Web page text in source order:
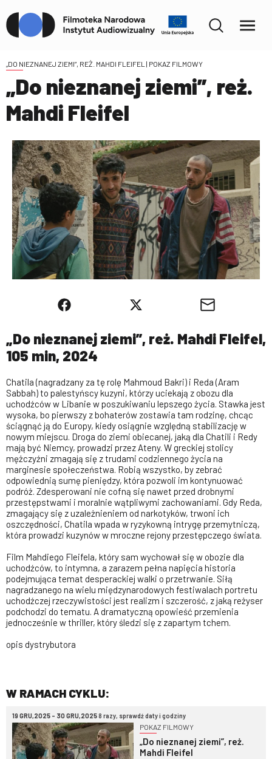
„DO NIEZNANEJ ZIEMI”, REŻ. MAHDI FLEIFEL | POKAZ FILMOWY
„Do nieznanej ziemi”, reż.
Mahdi Fleifel
„Do nieznanej ziemi”, reż. Mahdi Fleifel,
105 min, 2024
Chatila (nagradzany za tę rolę Mahmoud Bakri) i Reda (Aram
Sabbah) to palestyńscy kuzyni, którzy uciekają z obozu dla
uchodźców w Libanie w poszukiwaniu lepszego życia. Stawka jest
wysoka, bo pierwszy z bohaterów zostawia tam rodzinę, chcąc
ściągnąć ją do Europy, kiedy osiągnie względną stabilizację w
nowym miejscu. Droga do ziemi obiecanej, jaką dla Chatili i Redy
mają być Niemcy, prowadzi przez Ateny. W greckiej stolicy
mężczyźni zmagają się z trudami codziennego życia na
marginesie społeczeństwa. Robią wszystko, by zebrać
odpowiednią sumę pieniędzy, która pozwoli im kontynuować
podróż. Zdesperowani nie cofną się nawet przed drobnymi
przestępstwami i moralnie wątpliwymi zachowaniami. Gdy Reda,
zmagający się z uzależnieniem od narkotyków, trwoni ich
oszczędności, Chatila wpada w ryzykowną intrygę przemytniczą,
która prowadzi kuzynów w mroczne rejony przestępczego świata.
Film Mahdiego Fleifela, który sam wychował się w obozie dla
uchodźców, to intymna, a zarazem pełna napięcia historia
podejmująca temat desperackiej walki o przetrwanie. Siłą
nagradzanego na wielu międzynarodowych festiwalach portretu
uchodźczej rzeczywistości jest realizm i szczerość, z jaką reżyser
podchodzi do tematu. A dramatyczną opowieść przemienia
jednocześnie w thriller, który śledzi się z zapartym tchem.
opis dystrybutora
W RAMACH CYKLU:
19 GRU,2025 - 30 GRU,20258 razy, sprawdź daty i godziny
POKAZ FILMOWY
„Do nieznanej ziemi”, reż.
Mahdi Fleifel